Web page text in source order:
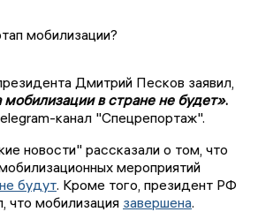
Дмитрий Песков заявил,
мобилизации в стране не будет».
канал "Спецрепортаж".
новости" рассказали о том, что
мероприятий
не будут. Кроме того, президент РФ
что мобилизация завершена.